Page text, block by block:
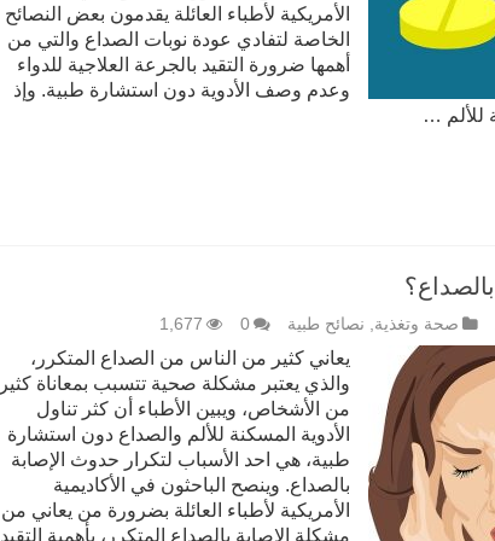
الأمريكية لأطباء العائلة يقدمون بعض النصائح
الخاصة لتفادي عودة نوبات الصداع والتي من
أهمها ضرورة التقيد بالجرعة العلاجية للدواء
وعدم وصف الأدوية دون استشارة طبية. وإذ
للألم …
صحة وتغذية, نصائح طبية 0
1,677
يعاني كثير من الناس من الصداع المتكرر،
والذي يعتبر مشكلة صحية تتسبب بمعاناة كثير
من الأشخاص، ويبين الأطباء أن كثر تناول
الأدوية المسكنة للألم والصداع دون استشارة
طبية، هي احد الأسباب لتكرار حدوث الإصابة
بالصداع. وينصح الباحثون في الأكاديمية
الأمريكية لأطباء العائلة بضرورة من يعاني من
مشكلة الإصابة بالصداع المتكرر، بأهمية التقيد